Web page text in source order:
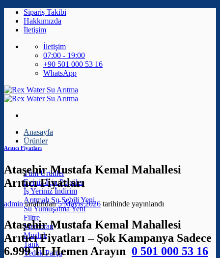
İçeriğeSipariş Takibi
Hakkımızda
İletişim
İletişim
07:00 - 19:00
+90 501 000 53 16
WhatsApp
Anasayfa
Ürünler
Tüm Ürünler
Eviniz İçin
İş Yeriniz
Arıtmalı Su Sebili
Su Yumuşatma
Filtre
Membran
Musluk
Tank
Yedek Parça
Arıtıcı Fiyatları
Ataşehir Mustafa Kemal Mahallesi
Arıtıcı Fiyatları
admintarafından 5 Mayıs 2026 tarihinde yayınlandı
Ataşehir Mustafa Kemal Mahallesi
Arıtıcı Fiyatları – Şok Kampanya Sadece
6.999 TL Hemen Arayın 0 501 000 53 16